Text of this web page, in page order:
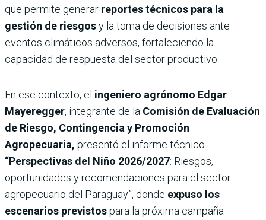
que permite generar reportes técnicos para la
gestión de riesgosy la toma de decisiones ante
eventos climáticos adversos, fortaleciendo la
capacidad de respuesta del sector productivo.
En ese contexto, el ingeniero agrónomo Edgar
Mayeregger, integrante de la Comisión de Evaluación
de Riesgo, Contingencia y Promoción
Agropecuaria, presentó el informe técnico
“Perspectivas del Niño 2026/2027: Riesgos,
oportunidades y recomendaciones para el sector
agropecuario del Paraguay”, donde expuso los
escenarios previstospara la próxima campaña